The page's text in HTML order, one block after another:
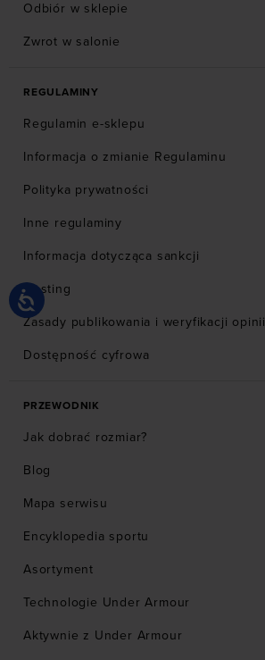
Odbiór w sklepie
Zwrot w salonie
REGULAMINY
Regulamin e-sklepu
Informacja o zmianie Regulaminu
Polityka prywatności
Inne regulaminy
Informacja dotycząca sankcji
Hosting
Zasady publikowania i weryfikacji opinii
Dostępność cyfrowa
PRZEWODNIK
Jak dobrać rozmiar?
Blog
Mapa serwisu
Encyklopedia sportu
Asortyment
Technologie Under Armour
Aktywnie z Under Armour